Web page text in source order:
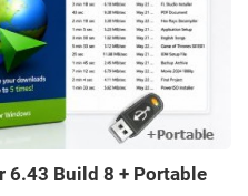
6.43 Build 8 + Portable